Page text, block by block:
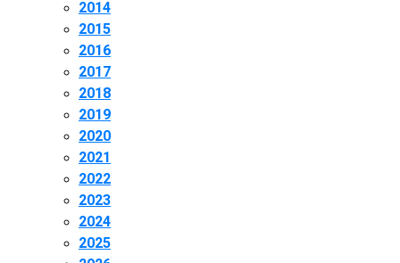
2014
2015
2016
2017
2018
2019
2020
2021
2022
2023
2024
2025